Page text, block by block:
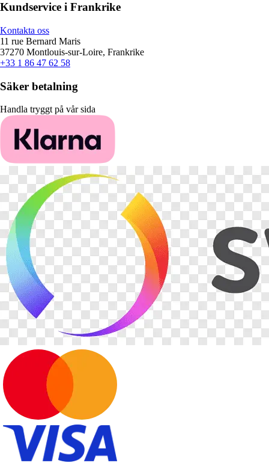
Kundservice i Frankrike
Kontakta oss
11 rue Bernard Maris
37270 Montlouis-sur-Loire, Frankrike
+33 1 86 47 62 58
Säker betalning
Handla tryggt på vår sida